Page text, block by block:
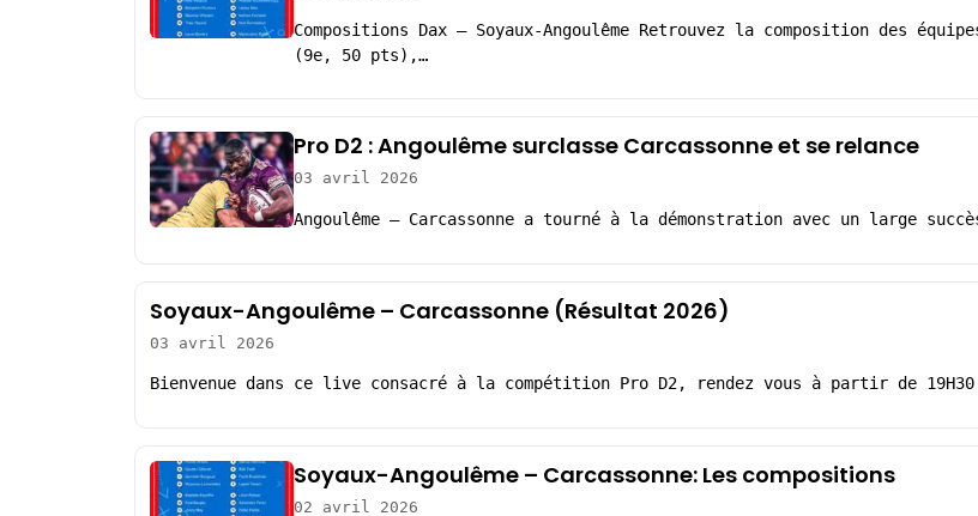
Compositions Dax – Soyaux-Angoulême Retrouvez la composition des
(9e, 50 pts),…
Pro D2 : Angoulême surclasse Carcassonne et se relance
03 avril 2026
Angoulême – Carcassonne a tourné à la démonstration avec un large
Soyaux-Angoulême – Carcassonne (Résultat 2026)
03 avril 2026
Bienvenue dans ce live consacré à la compétition Pro D2, rendez vous à partir de 19H30
Soyaux-Angoulême – Carcassonne: Les compositions
02 avril 2026